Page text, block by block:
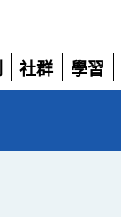
社群
展
學習
展